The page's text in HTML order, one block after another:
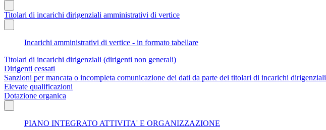
Titolari di incarichi dirigenziali amministrativi di vertice
Incarichi amministrativi di vertice - in formato tabellare
Titolari di incarichi dirigenziali (dirigenti non generali)
Dirigenti cessati
Sanzioni per mancata o incompleta comunicazione dei dati da parte dei titolari di incarichi dirigenziali
Elevate qualificazioni
Dotazione organica
PIANO INTEGRATO ATTIVITA' E ORGANIZZAZIONE